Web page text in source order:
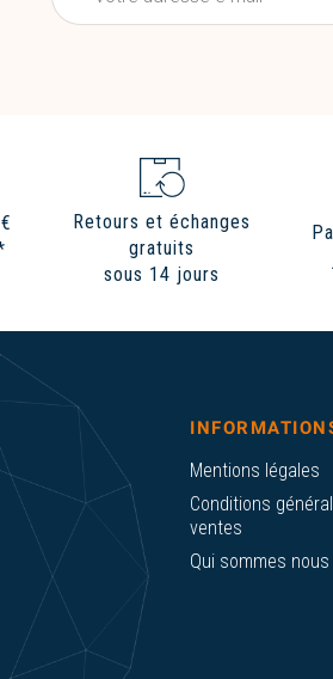
Retours et échanges
gratuits
sous 14 jours
Mentions légales
Conditions
ventes
Qui sommes nous